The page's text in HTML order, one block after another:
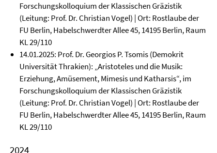
Forschungskolloquium der Klassischen Gräzistik
(Leitung: Prof. Dr. Christian Vogel) | Ort: Rostlaube der
FU Berlin, Habelschwerdter Allee 45, 14195 Berlin, Raum
KL 29/110
14.01.2025: Prof. Dr. Georgios P. Tsomis (Demokrit
Universität Thrakien): „Aristoteles und die Musik:
Erziehung, Amüsement, Mimesis und Katharsis“, im
Forschungskolloquium der Klassischen Gräzistik
(Leitung: Prof. Dr. Christian Vogel) | Ort: Rostlaube der
FU Berlin, Habelschwerdter Allee 45, 14195 Berlin, Raum
KL 29/110
2024